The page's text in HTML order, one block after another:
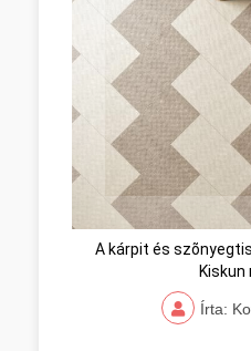
A kárpit és
Kiskun
Írta: